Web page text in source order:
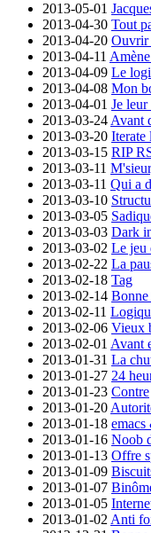
2013-05-01
2013-04-30 Tout
2013-04-20 Ouvrir
2013-04-11
2013-04-09 Le
2013-04-08 Mon
2013-04-01 Je
2013-03-24 Avant
2013-03-20 Iterate
2013-03-15 RIP
2013-03-11
2013-03-11 Qui a
2013-03-10
2013-03-05
2013-03-03 Dark
2013-03-02 Le jeu
2013-02-22 La
2013-02-18 Tag
2013-02-14 Bonne
2013-02-11
2013-02-06 Vieux
2013-02-01 Avant
2013-01-31 La
2013-01-27 24
2013-01-23 Contre
2013-01-20
2013-01-18
2013-01-16 Noob
2013-01-13 Offre
2013-01-09
2013-01-07
2013-01-05
2013-01-02 Anti